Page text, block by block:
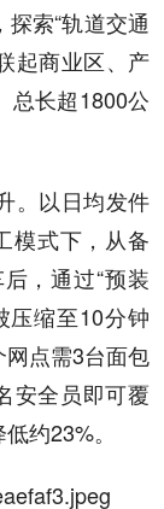
索“轨道交通
起商业区、产
总长超1800公
。以日均发件
模式下，从备
，通过“预装
压缩至10分钟
点需3台面包
安全员即可覆
约23%。